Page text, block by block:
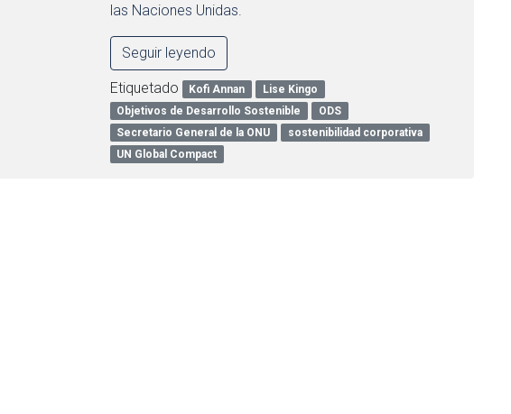
las Naciones Unidas.
Seguir leyendo
Etiquetado Kofi Annan
Lise Kingo
Objetivos de Desarrollo Sostenible
ODS
Secretario General de la ONU
sostenibilidad corporativa
UN Global Compact